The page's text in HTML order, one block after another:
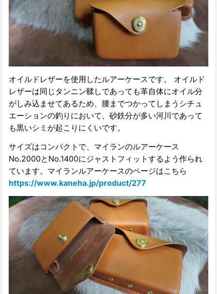
オイルドレザーを使用したルアーケースです。 オイルド
レザーは同じタンニン鞣しであっても革自体にオイル分
がしみ込ませてあるため、腰までつかってしまうシチュ
エーションの釣りにおいて、砂鉄分が多い河川であって
も黒いシミが起こりにくいです。
サイズはコンパクトで、マイランのルアーケース
No.2000とNo.1400にジャストフィットするよう作られ
ています。マイランルアーケースのページはこちら
https://www.kaneha.jp/product/277